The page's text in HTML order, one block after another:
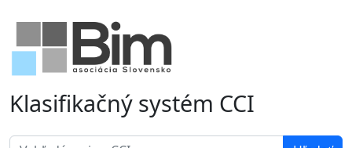
Klasifikačný systém CCI
Search term